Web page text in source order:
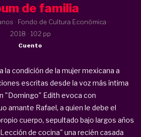
de familia
· Fondo de Cultura Económica ·
2018 · 102 pp
Cuento
la condición de la mujer mexicana a
escritas desde la voz más íntima
"Domingo" Edith evoca con
amante Rafael, a quien le debe el
cuerpo, sepultado bajo largos años
de cocina" una recién casada